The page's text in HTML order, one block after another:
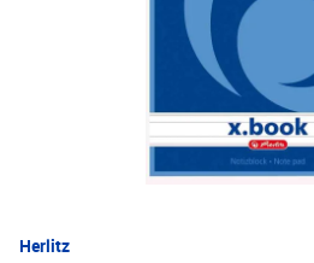
Herlitz